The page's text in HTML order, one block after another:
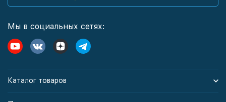
Мы в социальных сетях:
Каталог товаров